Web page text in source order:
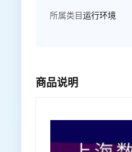
所属类目运行环境
商品说明